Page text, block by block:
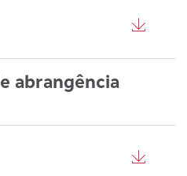
abrangência